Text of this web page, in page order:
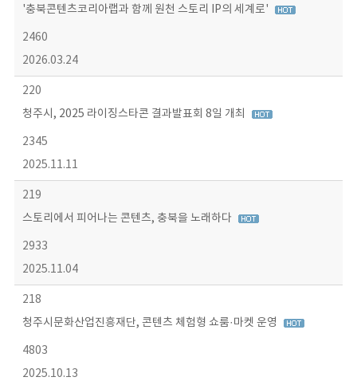
'충북콘텐츠코리아랩과 함께 원천 스토리 IP의 세계로'
2460
2026.03.24
220
청주시, 2025 라이징스타콘 결과발표회 8일 개최
2345
2025.11.11
219
스토리에서 피어나는 콘텐츠, 충북을 노래하다
2933
2025.11.04
218
청주시문화산업진흥재단, 콘텐츠 체험형 쇼룸·마켓 운영
4803
2025.10.13